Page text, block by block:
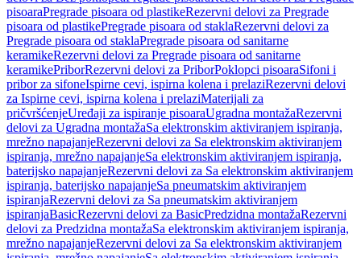
pisoaraPregrade pisoara od plastikeRezervni delovi za Pregrade
pisoara od plastikePregrade pisoara od staklaRezervni delovi za
Pregrade pisoara od staklaPregrade pisoara od sanitarne
keramikeRezervni delovi za Pregrade pisoara od sanitarne
keramikePriborRezervni delovi za PriborPoklopci pisoaraSifoni i
pribor za sifoneIspirne cevi, ispirna kolena i prelaziRezervni delovi
za Ispirne cevi, ispirna kolena i prelaziMaterijali za
pričvršćenjeUređaji za ispiranje pisoaraUgradna montažaRezervni
delovi za Ugradna montažaSa elektronskim aktiviranjem ispiranja,
mrežno napajanjeRezervni delovi za Sa elektronskim aktiviranjem
ispiranja, mrežno napajanjeSa elektronskim aktiviranjem ispiranja,
baterijsko napajanjeRezervni delovi za Sa elektronskim aktiviranjem
ispiranja, baterijsko napajanjeSa pneumatskim aktiviranjem
ispiranjaRezervni delovi za Sa pneumatskim aktiviranjem
ispiranjaBasicRezervni delovi za BasicPredzidna montažaRezervni
delovi za Predzidna montažaSa elektronskim aktiviranjem ispiranja,
mrežno napajanjeRezervni delovi za Sa elektronskim aktiviranjem